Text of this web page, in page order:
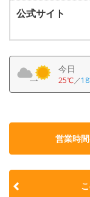
公式サイト
今日
25℃／
営業時